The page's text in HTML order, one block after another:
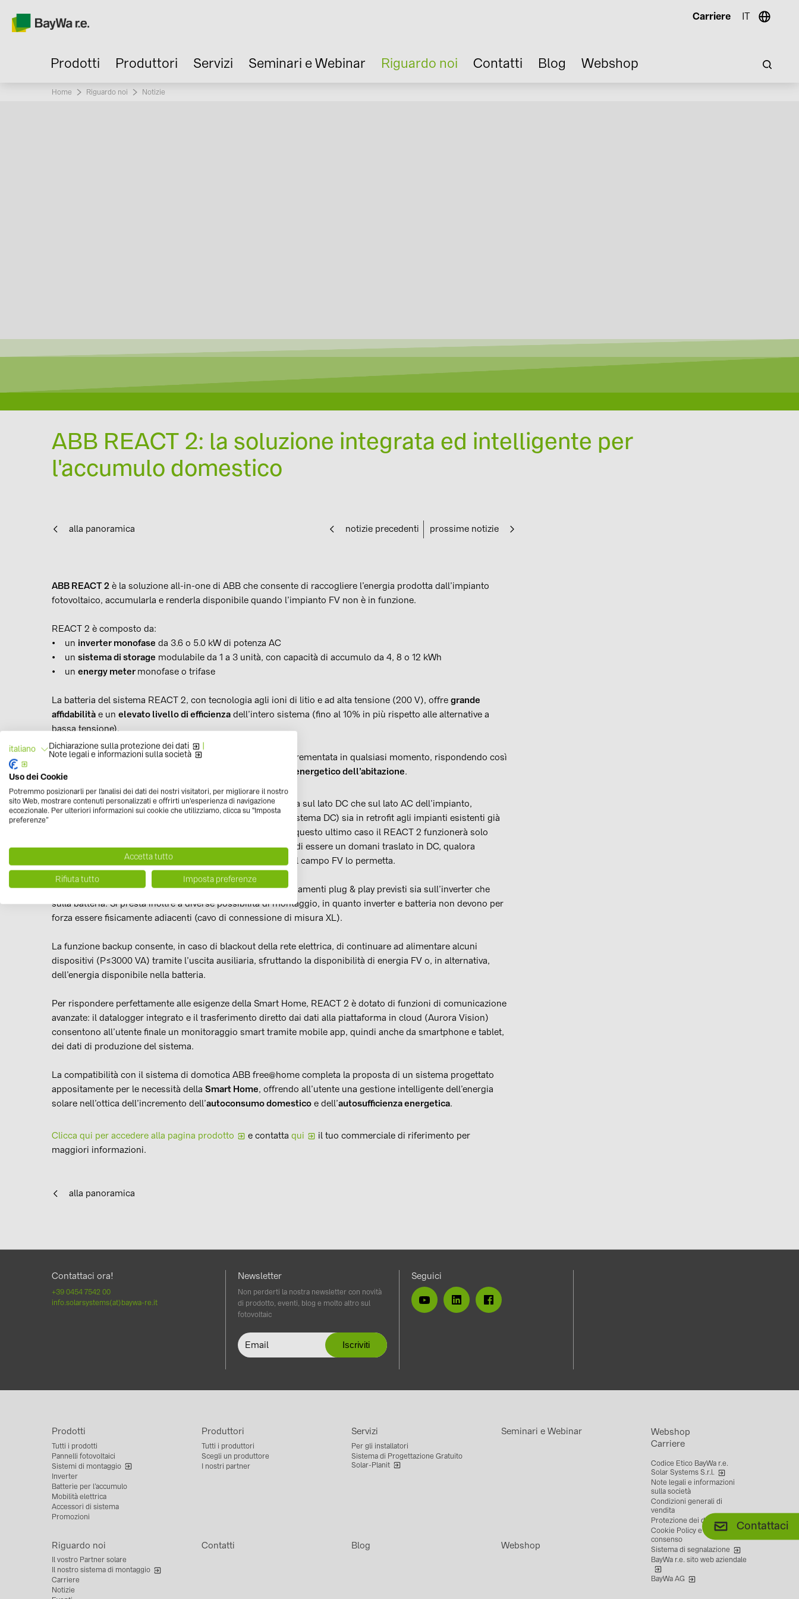
Carriere IT
Prodotti Produttori Servizi Seminari e Webinar Riguardo noi Contatti Blog Webshop
Home Riguardo noi Current:
Notizie
ABB REACT 2: la soluzione integrata ed intelligente per
l'accumulo domestico
alla panoramica notizie precedenti prossime notizie
ABB REACT 2 è la soluzione all-in-one di ABB che consente di raccogliere l’energia prodotta dall’impianto
fotovoltaico, accumularla e renderla disponibile quando l’impianto FV non è in funzione.
REACT 2 è composto da:
• un inverter monofase da 3.6 o 5.0 kW di potenza AC
• un sistema di storage modulabile da 1 a 3 unità, con capacità di accumulo da 4, 8 o 12 kWh
• un energy meter monofase o trifase
La batteria del sistema REACT 2, con tecnologia agli ioni di litio e ad alta tensione (200 V), offre grande
affidabilità e un elevato livello di efficienza dell’intero sistema (fino al 10% in più rispetto alle alternative a
bassa tensione).
La capacità di accumulo dell’inverter può inoltre essere incrementata in qualsiasi momento, rispondendo così
in maniera flessibile ad eventuali variazioni nel
fabbisogno energetico dell’abitazione.
La soluzione di ABB per l’accumulo può essere installata sia sul lato DC che sul lato AC dell’impianto,
adattandosi quindi perfettamente sia agli impianti nuovi (sistema DC) sia in retrofit agli impianti esistenti già
dotati di un inverter fotovoltaico standard (sistema AC): in questo ultimo caso il REACT 2 funzionerà solo
come gestore della batteria, lasciando aperta l’opportunità di essere un domani traslato in DC, qualora
l’inverter FV presente sia giunto a “fine vita” e la potenza del campo FV lo permetta.
L’installazione del sistema è facile e velocegrazie ai collegamenti plug & play previsti sia sull’inverter che
sulla batteria. Si presta inoltre a diverse possibilità di montaggio, in quanto inverter e batteria non devono per
forza essere fisicamente adiacenti (cavo di connessione di misura XL).
La funzione backup consente, in caso di blackout della rete elettrica, di continuare ad alimentare alcuni
dispositivi (P≤3000 VA) tramite l’uscita ausiliaria, sfruttando la disponibilità di energia FV o, in alternativa,
dell’energia disponibile nella batteria.
Per rispondere perfettamente alle esigenze della Smart Home, REACT 2 è dotato di funzioni di comunicazione
avanzate: il datalogger integrato e il trasferimento diretto dai dati alla piattaforma in cloud (Aurora Vision)
consentono all’utente finale un monitoraggio smart tramite mobile app, quindi anche da smartphone e tablet,
dei dati di produzione del sistema.
La compatibilità con il sistema di domotica ABB free@home completa la proposta di un sistema progettato
appositamente per le necessità della Smart Home, offrendo all’utente una gestione intelligente dell’energia
solare nell’ottica dell’incremento dell’autoconsumo domestico e dell’autosufficienza energetica.
Clicca qui per accedere alla pagina prodotto e contatta qui
il tuo commerciale di riferimento per
maggiori informazioni.
alla panoramica
Contattaci ora!
+39 0454 7542 00
info.solarsystems(at)baywa-re.it
Newsletter
Non perderti la nostra newsletter con novità
di prodotto, eventi, blog e molto altro sul
fotovoltaic
Seguici
Prodotti
Tutti i prodotti
Pannelli fotovoltaici
Sistemi di montaggio
Inverter
Batterie per l’accumulo
Mobilità elettrica
Accessori di sistema
Promozioni
Produttori
Tutti i produttori
Scegli un produttore
I nostri partner
Servizi
Per gli installatori
Sistema di Progettazione Gratuito
Solar-Planit
Seminari e Webinar
Riguardo noi
Il vostro Partner solare
Il nostro sistema di montaggio
Carriere
Notizie
Contatti Blog Webshop
Webshop
Carriere
Codice Etico BayWa r.e.
Solar Systems S.r.l.
Note legali e informazioni
sulla società
Condizioni generali di
vendita
Protezione dei dati
Cookie Policy e revoca del
consenso
Sistema di segnalazione
BayWa r.e. sito web aziendale
BayWa AG
Contattaci
italiano Dichiarazione sulla protezione dei dati |
Note legali e informazioni sulla società
Uso dei Cookie
Potremmo posizionarli per l'analisi dei dati dei nostri visitatori, per migliorare il nostro
sito Web, mostrare contenuti personalizzati e offrirti un'esperienza di navigazione
eccezionale. Per ulteriori informazioni sui cookie che utilizziamo, clicca su "Imposta
preferenze”
Accetta tutto
Rifiuta tutto Imposta preferenze